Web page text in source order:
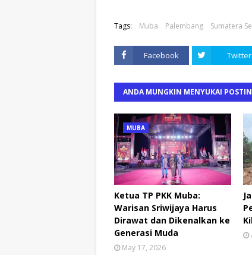
Tags: Muba Palembang Sumatera
Facebook Twitter
ANDA MUNGKIN MENYUKAI
MUBA
Ketua TP PKK Muba:
Warisan Sriwijaya Harus
Dirawat dan Dikenalkan ke
Generasi Muda
May 17, 2026